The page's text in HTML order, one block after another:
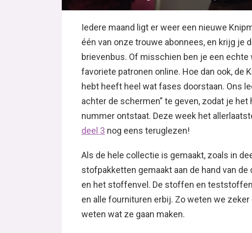
Iedere maand ligt er weer een nieuwe
één van onze trouwe abonnees, en krijg je
brievenbus. Of misschien ben je een
favoriete patronen online. Hoe dan ook, de
hebt heeft heel wat fases doorstaan. Ons
achter de schermen” te geven, zodat je
nummer ontstaat. Deze week het
deel 3 nog eens teruglezen!
Als de hele collectie is gemaakt, zoals in
stofpakketten gemaakt aan de hand van
en het stoffenvel. De stoffen en
en alle fournituren erbij. Zo weten we
weten wat ze gaan maken.